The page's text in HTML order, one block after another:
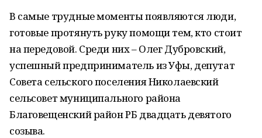
В самые трудные моменты появляются люди,
готовые протянуть руку помощи тем, кто стоит
на передовой. Среди них – Олег Дубровский,
успешный предприниматель из Уфы, депутат
Совета сельского поселения Николаевский
сельсовет муниципального района
Благовещенский район РБ двадцать девятого
созыва.